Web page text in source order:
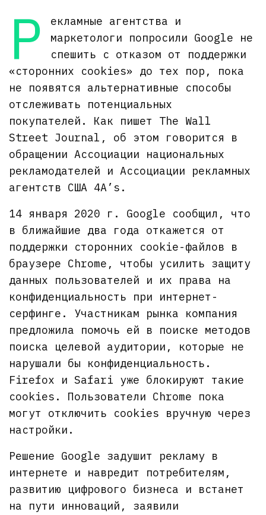
Р
екламные агентства и
маркетологи попросили Google не
спешить с отказом от поддержки
«сторонних cookies» до тех пор, пока
не появятся альтернативные способы
отслеживать потенциальных
покупателей. Как пишет The Wall
Street Journal, об этом говорится в
обращении Ассоциации национальных
рекламодателей и Ассоциации рекламных
агентств США 4A’s.
14 января 2020 г. Google сообщил, что
в ближайшие два года откажется от
поддержки сторонних cookie-файлов в
браузере Chrome, чтобы усилить защиту
данных пользователей и их права на
конфиденциальность при интернет-
серфинге. Участникам рынка компания
предложила помочь ей в поиске методов
поиска целевой аудитории, которые не
нарушали бы конфиденциальность.
Firefox и Safari уже блокируют такие
cookies. Пользователи Chrome пока
могут отключить cookies вручную через
настройки.
Решение Google задушит рекламу в
интернете и навредит потребителям,
развитию цифрового бизнеса и встанет
на пути инноваций, заявили